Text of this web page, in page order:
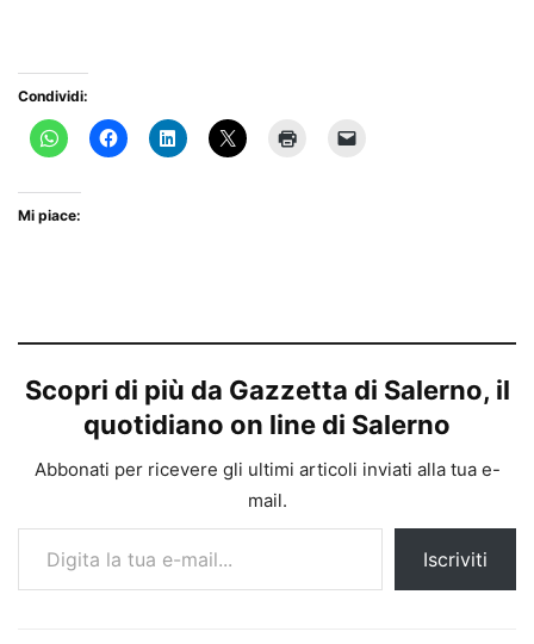
Condividi:
Mi piace:
Scopri di più da Gazzetta di Salerno, il
quotidiano on line di Salerno
Abbonati per ricevere gli ultimi articoli inviati alla tua e-
mail.
Digita la tua e-mail...
Iscriviti